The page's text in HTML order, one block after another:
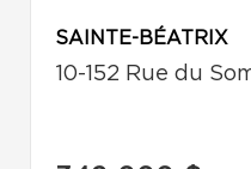
SAINTE-BÉATRIX
10-152 Rue du